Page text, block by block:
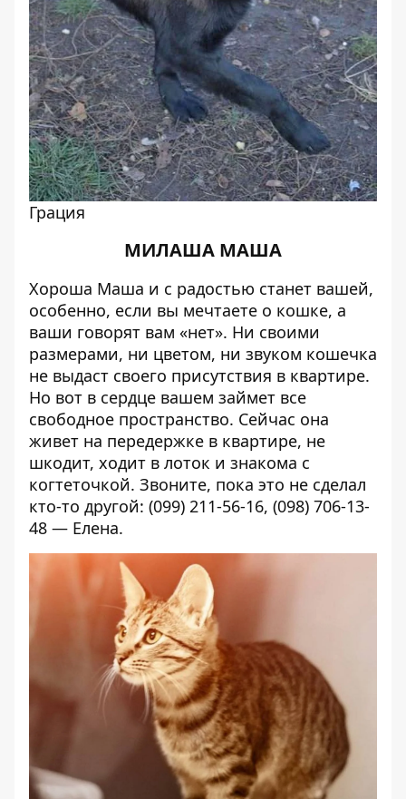
Грация
МИЛАША МАША
Хороша Маша и с радостью станет вашей,
особенно, если вы мечтаете о кошке, а
ваши говорят вам «нет». Ни своими
размерами, ни цветом, ни звуком кошечка
не выдаст своего присутствия в квартире.
Но вот в сердце вашем займет все
свободное пространство. Сейчас она
живет на передержке в квартире, не
шкодит, ходит в лоток и знакома с
когтеточкой. Звоните, пока это не сделал
кто-то другой: (099) 211-56-16, (098) 706-13-
48 — Елена.